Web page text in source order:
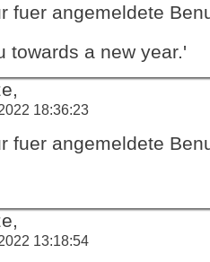
fuer angemeldete
towards a new year.'
18:36:23
fuer angemeldete
13:18:54